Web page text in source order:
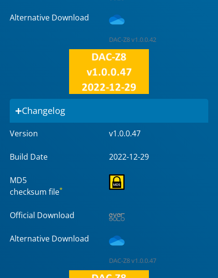
Alternative Download
DAC-Z8 v1.0.0.42
Changelog
Version v1.0.0.47
Build Date 2022-12-29
MD5
checksum file*
Official Download
Alternative Download
DAC-Z8 v1.0.0.47